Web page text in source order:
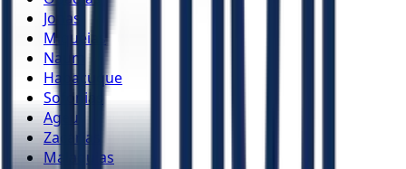
Jonas
Miquéias
Naum
Habacuque
Sofonias
Ageu
Zacarias
Malaquias